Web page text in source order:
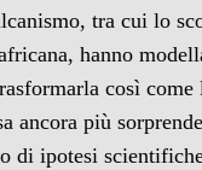
tra cui lo
hanno
così come
ancora più
di ipotesi